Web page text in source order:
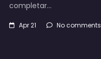
completar…
Apr 21 No comments